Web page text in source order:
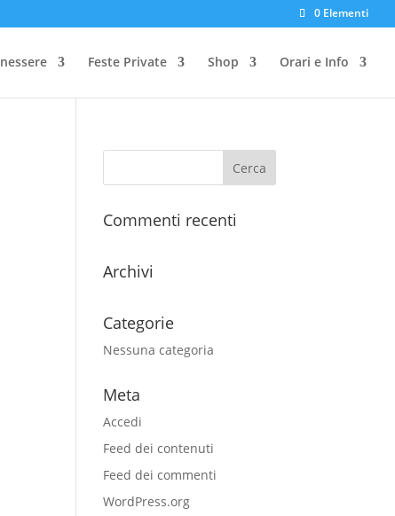
0 Elementi
Feste Private Shop Orari e Info
Commenti recenti
Archivi
Categorie
Nessuna categoria
Meta
Accedi
Feed dei contenuti
Feed dei commenti
WordPress.org